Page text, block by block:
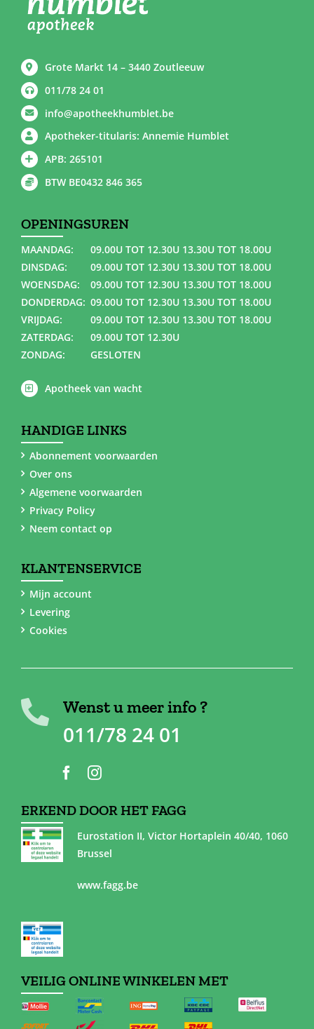
Grote Markt 14 – 3440 Zoutleeuw
011/78 24 01
info@apotheekhumblet.be
Apotheker-titularis: Annemie Humblet
APB: 265101
BTW BE0432 846 365
OPENINGSUREN
MAANDAG:
09.00U TOT 12.30U 13.30U TOT 18.00U
DINSDAG:
09.00U TOT 12.30U 13.30U TOT 18.00U
WOENSDAG:
09.00U TOT 12.30U 13.30U TOT 18.00U
DONDERDAG: 09.00U TOT 12.30U 13.30U TOT 18.00U
VRIJDAG:
09.00U TOT 12.30U 13.30U TOT 18.00U
ZATERDAG:
09.00U TOT 12.30U
ZONDAG:
GESLOTEN
Apotheek van wacht
HANDIGE LINKS
Abonnement voorwaarden
Over ons
Algemene voorwaarden
Privacy Policy
Neem contact op
KLANTENSERVICE
Mijn account
Levering
Cookies
Wenst u meer info ?
011/78 24 01
ERKEND DOOR HET FAGG
Eurostation II, Victor Hortaplein 40/40, 1060
Brussel
www.fagg.be
VEILIG ONLINE WINKELEN MET